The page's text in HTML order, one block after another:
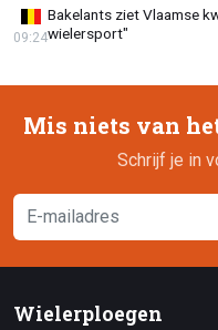
Bakelants ziet Vlaamse
wielersport"
09:24
Mis niets van
Schrijf je in
Wielerploegen